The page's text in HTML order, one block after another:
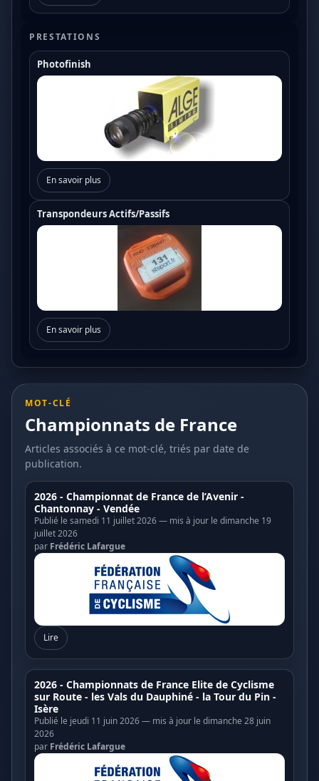
PRESTATIONS
Photofinish
En savoir plus
Transpondeurs Actifs/Passifs
En savoir plus
MOT-CLÉ
Championnats de France
Articles associés à ce mot-clé, triés par date de
publication.
2026 - Championnat de France de l’Avenir -
Chantonnay - Vendée
Publié le samedi 11 juillet 2026 — mis à jour le dimanche 19
juillet 2026
par Frédéric Lafargue
Lire
2026 - Championnats de France Elite de Cyclisme
sur Route - les Vals du Dauphiné - la Tour du Pin -
Isère
Publié le jeudi 11 juin 2026 — mis à jour le dimanche 28 juin
2026
par Frédéric Lafargue